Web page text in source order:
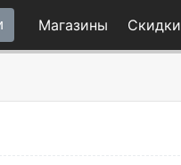
Магазины Скидки